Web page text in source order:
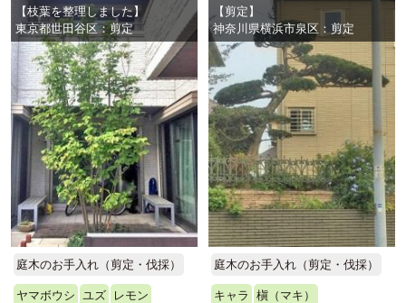
【枝葉を整理しました】
東京都世田谷区：剪定
庭木のお手入れ（剪定・伐採）
ヤマボウシ ユズ レモン
【剪定】
神奈川県横浜市泉区：剪定
庭木のお手入れ（剪定・伐採）
キャラ 槇（マキ）